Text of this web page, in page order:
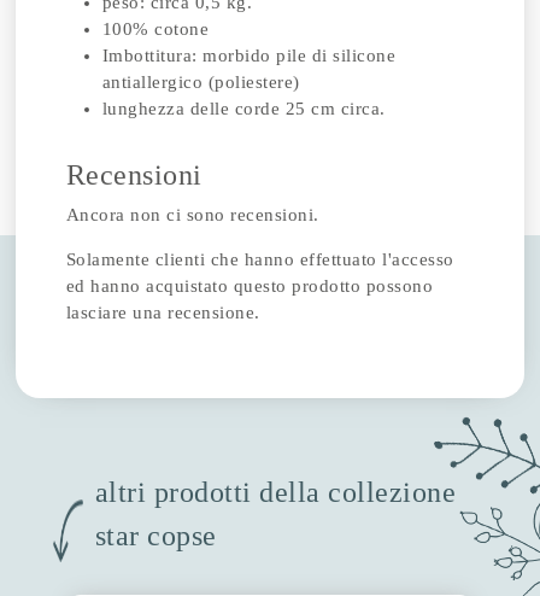
100% cotone
Imbottitura: morbido pile di silicone
antiallergico (poliestere)
lunghezza delle corde 25 cm circa.
Recensioni
Ancora non ci sono recensioni.
Solamente clienti che hanno effettuato l'accesso
ed hanno acquistato questo prodotto possono
lasciare una recensione.
altri prodotti della collezione
star copse